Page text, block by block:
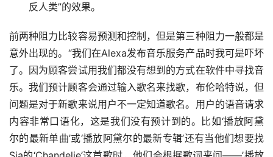
反人类”的效果。
前两种阻力比较容易预测和控制，但是第三种阻力一般都是
意外出现的。“我们在Alexa发布音乐服务产品时我可是吓坏
了。因为顾客尝试用我们都没有想到的方式在软件中寻找音
乐。我们预计顾客会通过输入歌名来找歌，布伦哈特说，但
问题是对于新歌来说用户不一定知道歌名。用户的语音请求
内容非常口语化，这是我们没有预计到的。比如‘播放阿黛
尔的最新单曲’或‘播放阿黛尔的最新专辑’还有当他们想要找